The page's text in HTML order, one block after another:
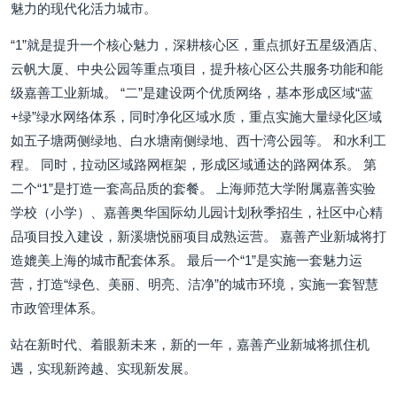
魅力的现代化活力城市。
“1”就是提升一个核心魅力，深耕核心区，重点抓好五星级酒店、
云帆大厦、中央公园等重点项目，提升核心区公共服务功能和能
级嘉善工业新城。 “二”是建设两个优质网络，基本形成区域“蓝
+绿”绿水网络体系，同时净化区域水质，重点实施大量绿化区域
如五子塘两侧绿地、白水塘南侧绿地、西十湾公园等。 和水利工
程。 同时，拉动区域路网框架，形成区域通达的路网体系。 第
二个“1”是打造一套高品质的套餐。 上海师范大学附属嘉善实验
学校（小学）、嘉善奥华国际幼儿园计划秋季招生，社区中心精
品项目投入建设，新溪塘悦丽项目成熟运营。 嘉善产业新城将打
造媲美上海的城市配套体系。 最后一个“1”是实施一套魅力运
营，打造“绿色、美丽、明亮、洁净”的城市环境，实施一套智慧
市政管理体系。
站在新时代、着眼新未来，新的一年，嘉善产业新城将抓住机
遇，实现新跨越、实现新发展。